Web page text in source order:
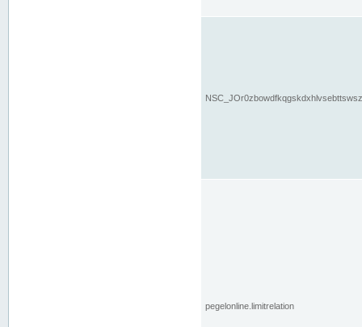
pegelonline.limitrelation